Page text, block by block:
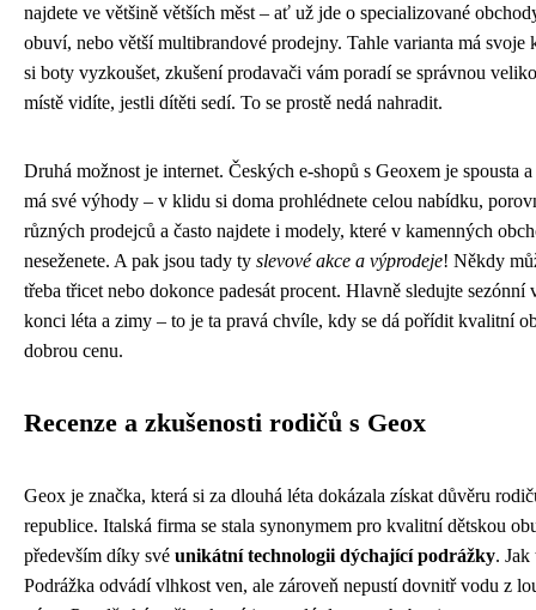
najdete ve většině větších měst – ať už jde o specializované
obuví, nebo větší multibrandové prodejny. Tahle varianta má svoje
si boty vyzkoušet, zkušení prodavači vám poradí se správnou
místě vidíte, jestli dítěti sedí. To se prostě nedá nahradit.
Druhá možnost je internet. Českých e-shopů s Geoxem je spousta
má své výhody – v klidu si doma prohlédnete celou nabídku,
různých prodejců a často najdete i modely, které v kamenných
neseženete. A pak jsou tady ty slevové akce a výprodeje! Někdy
třeba třicet nebo dokonce padesát procent. Hlavně sledujte sezónní
konci léta a zimy – to je ta pravá chvíle, kdy se dá pořídit kvalitní
dobrou cenu.
Recenze a zkušenosti rodičů s Geox
Geox je značka, která si za dlouhá léta dokázala získat důvěru
republice. Italská firma se stala synonymem pro kvalitní dětskou
především díky své unikátní technologii dýchající podrážky. Jak
Podrážka odvádí vlhkost ven, ale zároveň nepustí dovnitř vodu z